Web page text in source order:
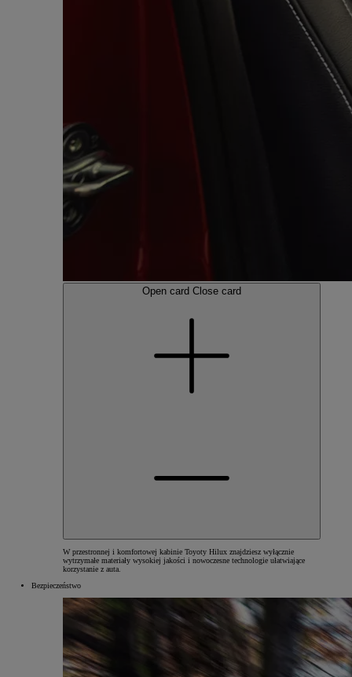
Open card Close card
W przestronnej i komfortowej kabinie Toyoty Hilux znajdziesz wyłącznie
wytrzymałe materiały wysokiej jakości i nowoczesne technologie ułatwiające
korzystanie z auta.
Bezpieczeństwo